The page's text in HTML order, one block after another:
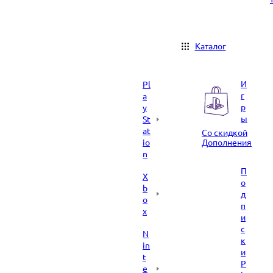
Каталог
Pl
a
y
St
at
io
n
X
b
o
x
N
in
t
e
И
г
р
ы
Со скидкой
Дополнения
П
о
д
п
и
с
к
и
P